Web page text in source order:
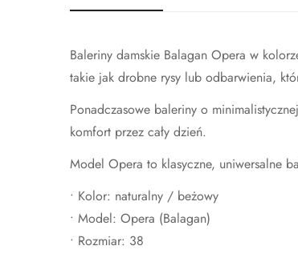
Baleriny damskie Balagan Opera w
takie jak drobne rysy lub odbarwienia,
Ponadczasowe baleriny o
komfort przez cały dzień.
Model Opera to klasyczne, uniwersalne
• Kolor: naturalny / beżowy
• Model: Opera (Balagan)
• Rozmiar: 38